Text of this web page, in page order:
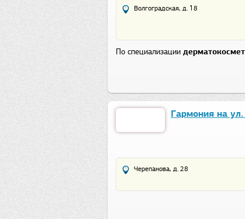
Волгоградская, д. 18
По специализации
Гармония на
Черепанова, д. 28